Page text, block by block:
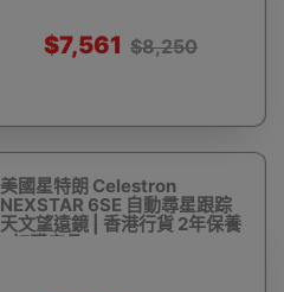
$7,561 $8,250
美國星特朗 Celestron
NEXSTAR 6SE 自動尋星跟踪
天文望遠鏡 | 香港行貨 2年保養
- 訂購產品